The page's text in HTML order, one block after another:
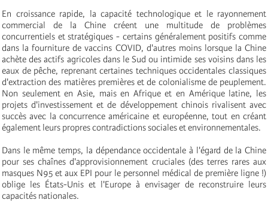
En croissance rapide, la capacité technologique et le rayonnement
commercial de la Chine créent une multitude de problèmes
concurrentiels et stratégiques - certains généralement positifs comme
dans la fourniture de vaccins COVID, d'autres moins lorsque la Chine
achète des actifs agricoles dans le Sud ou intimide ses voisins dans les
eaux de pêche, reprenant certaines techniques occidentales classiques
d'extraction des matières premières et de colonialisme de peuplement.
Non seulement en Asie, mais en Afrique et en Amérique latine, les
projets d'investissement et de développement chinois rivalisent avec
succès avec la concurrence américaine et européenne, tout en créant
également leurs propres contradictions sociales et environnementales.
Dans le même temps, la dépendance occidentale à l'égard de la Chine
pour ses chaînes d'approvisionnement cruciales (des terres rares aux
masques N95 et aux EPI pour le personnel médical de première ligne !)
oblige les États-Unis et l'Europe à envisager de reconstruire leurs
capacités nationales.